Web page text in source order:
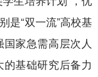
是“双一流”高校基
家急需高层次人
基础研究后备力